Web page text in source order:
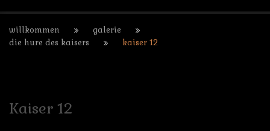
willkommen
galerie
die hure des kaisers
kaiser 12
Kaiser 12